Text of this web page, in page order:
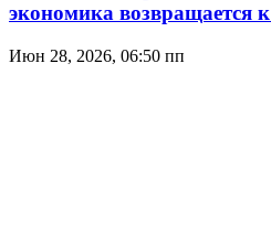
экономика возвращается
Июн 28, 2026, 06:50 пп